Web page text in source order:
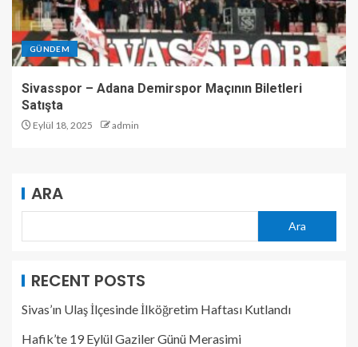
GÜNDEM
Sivasspor – Adana Demirspor Maçının Biletleri
Satışta
Eylül 18, 2025 admin
ARA
Ara
RECENT POSTS
Sivas’ın Ulaş İlçesinde İlköğretim Haftası Kutlandı
Hafik’te 19 Eylül Gaziler Günü Merasimi